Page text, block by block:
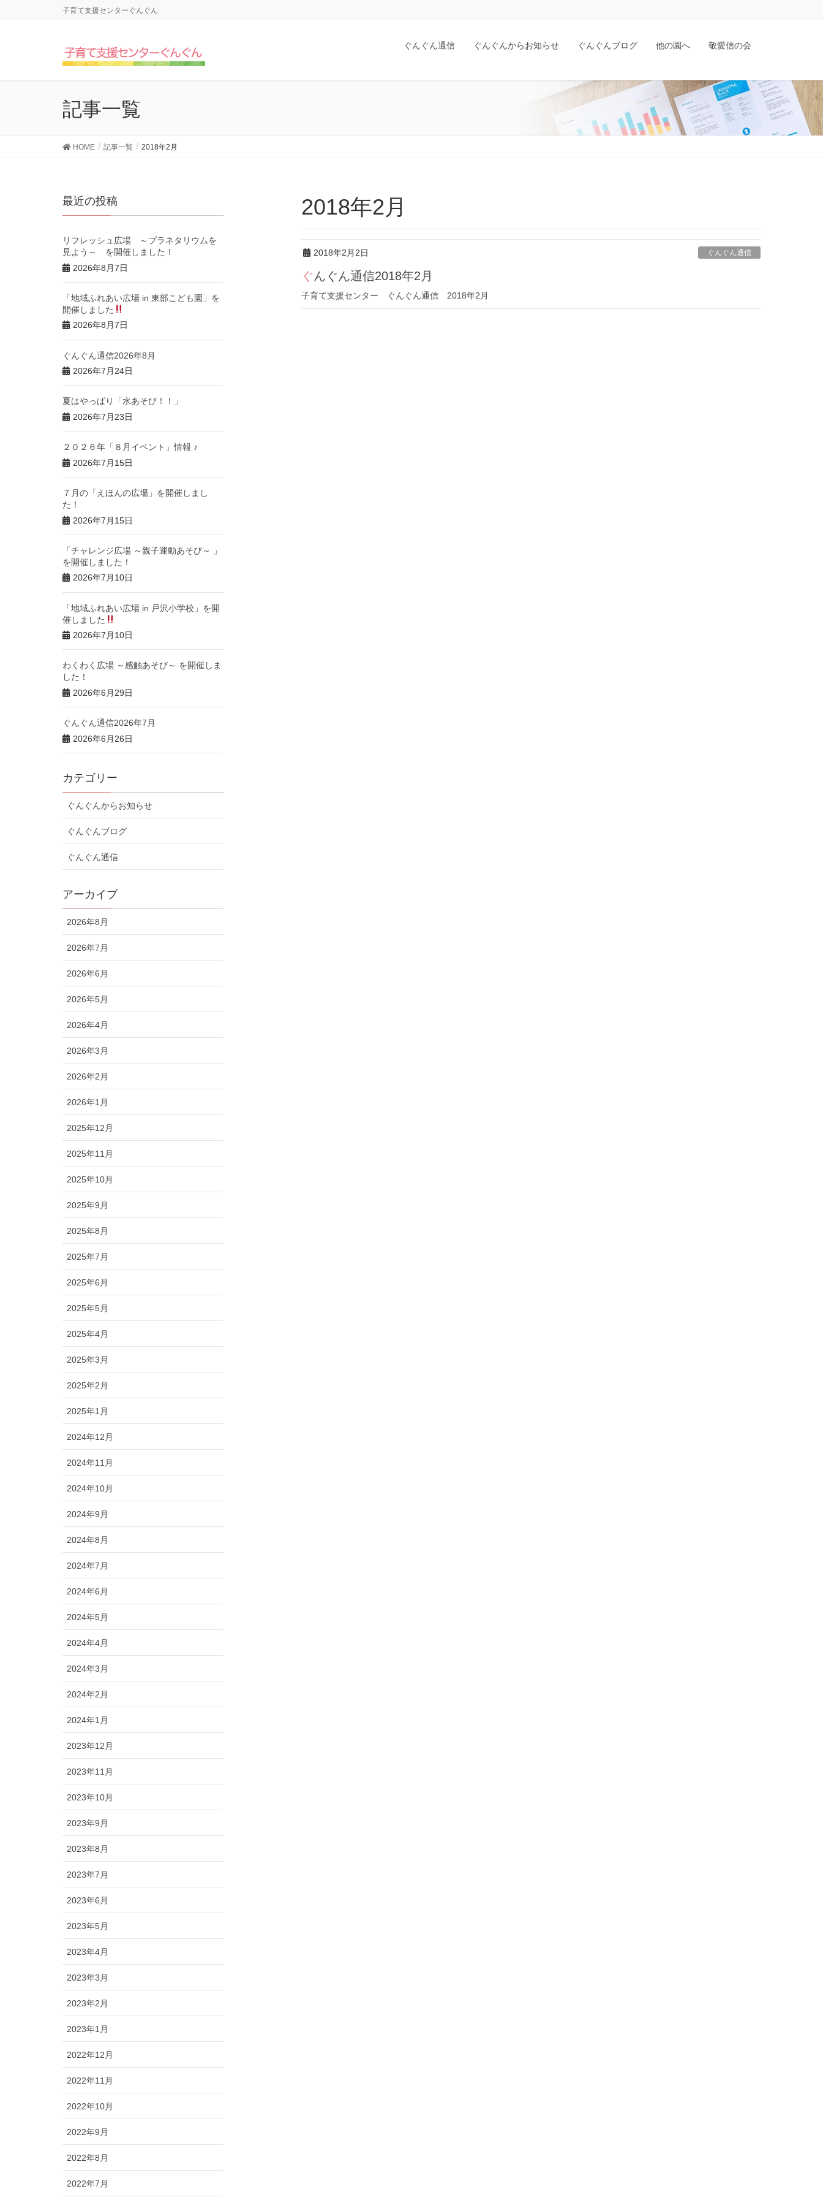
子育て支援センターぐんぐん
ぐんぐん通信 ぐんぐんからお知らせ ぐんぐんブログ 他の園へ 敬愛信の会
記事一覧
HOME 記事一覧 2018年2月
2018年2月
2018年2月2日 ぐんぐん通信
ぐんぐん通信2018年2月
子育て支援センター ぐんぐん通信 2018年2月
最近の投稿
リフレッシュ広場 ～プラネタリウムを
見よう～ を開催しました！
2026年8月7日
「地域ふれあい広場 in 東部こども園」を
開催しました
2026年8月7日
ぐんぐん通信2026年8月
2026年7月24日
夏はやっぱり「水あそび！！」
2026年7月23日
２０２６年「８月イベント」情報 ♪
2026年7月15日
７月の「えほんの広場」を開催しまし
た！
2026年7月15日
「チャレンジ広場 ～親子運動あそび～ 」
を開催しました！
2026年7月10日
「地域ふれあい広場 in 戸沢小学校」を開
催しました
2026年7月10日
わくわく広場 ～感触あそび～ を開催しま
した！
2026年6月29日
ぐんぐん通信2026年7月
2026年6月26日
カテゴリー
ぐんぐんからお知らせ
ぐんぐんブログ
ぐんぐん通信
アーカイブ
2026年8月
2026年7月
2026年6月
2026年5月
2026年4月
2026年3月
2026年2月
2026年1月
2025年12月
2025年11月
2025年10月
2025年9月
2025年8月
2025年7月
2025年6月
2025年5月
2025年4月
2025年3月
2025年2月
2025年1月
2024年12月
2024年11月
2024年10月
2024年9月
2024年8月
2024年7月
2024年6月
2024年5月
2024年4月
2024年3月
2024年2月
2024年1月
2023年12月
2023年11月
2023年10月
2023年9月
2023年8月
2023年7月
2023年6月
2023年5月
2023年4月
2023年3月
2023年2月
2023年1月
2022年12月
2022年11月
2022年10月
2022年9月
2022年8月
2022年7月